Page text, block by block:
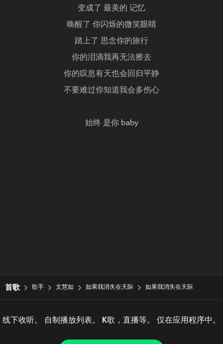
变成了 最美的 记忆
唤醒了 你闪烁的微笑眼睛
踏上了 思念你的旅行
你的泪滴我再无法擦去
你的叹息有天也会回归平静
不要难过你知道我会多伤心
始终 是你 baby
首歌 歌手 文慧如 如果我消失在天际 如果我消失在天际
线下收听。 自制播放列表。 K歌，直播等。 仅在应用程序中。